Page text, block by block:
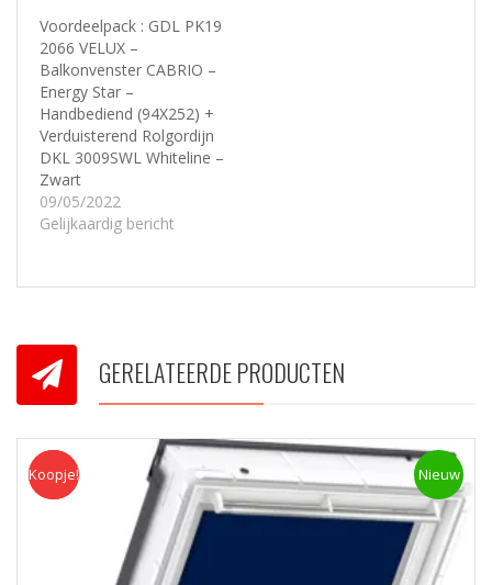
Voordeelpack : GDL PK19
2066 VELUX –
Balkonvenster CABRIO –
Energy Star –
Handbediend (94X252) +
Verduisterend Rolgordijn
DKL 3009SWL Whiteline –
Zwart
09/05/2022
Gelijkaardig bericht
GERELATEERDE PRODUCTEN
Koopje Nieuw
Koopje!